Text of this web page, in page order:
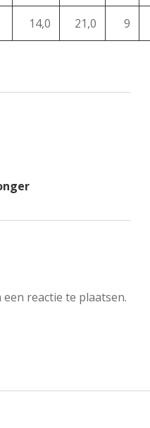
14,0 21,0 9
een reactie te plaatsen.